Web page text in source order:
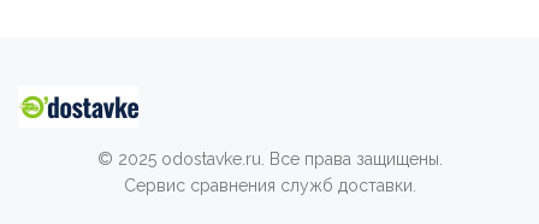
© 2025 odostavke.ru. Все права защищены.
Сервис сравнения служб доставки.